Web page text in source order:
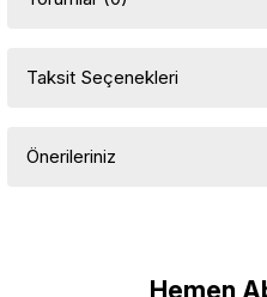
Taksit Seçenekleri
Önerileriniz
Görüş ve önerileriniz için teşekkür
Hemen